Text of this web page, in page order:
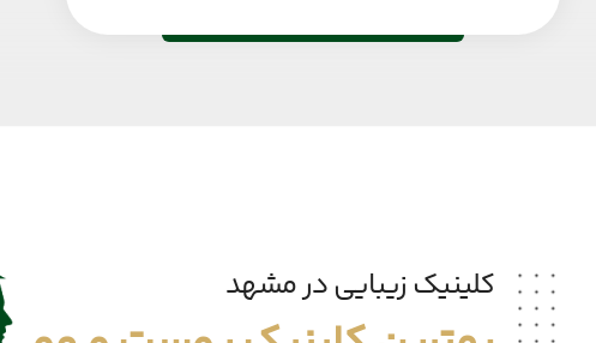
کلینیک زیبایی در مشهد